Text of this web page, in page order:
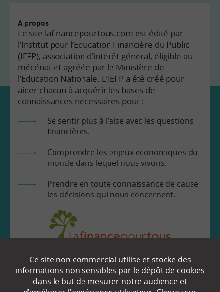
À propos
Le site lafinancepourtous.com est édité par
l’Institut pour l’Education Financière du Public
(IEFP), association d’intérêt général, éligible au
mécénat et agréée par le Ministère de
l’Education Nationale. L’IEFP a été créé pour
aider chacun à acquérir les bases de
connaissances nécessaires pour :
Se sentir plus à l’aise avec les questions
financières.
Comprendre les enjeux économiques du
monde dans lequel nous vivons.
Prendre en toute connaissance de cause
les décisions qui nous concernent.
EN SAVOIR
Ce site non commercial utilise et stocke des
informations non sensibles par le dépôt de cookies
dans le but de mesurer notre audience et